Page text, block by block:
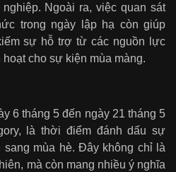
Ngoài ra, việc quan sát
trong ngày lập hạ còn giúp
sự hỗ trợ từ các nguồn lực
cho sự kiện mùa màng.
6 tháng 5 đến ngày 21 tháng 5
là thời điểm đánh dấu sự
mùa hè. Đây không chỉ là
mà còn mang nhiều ý nghĩa